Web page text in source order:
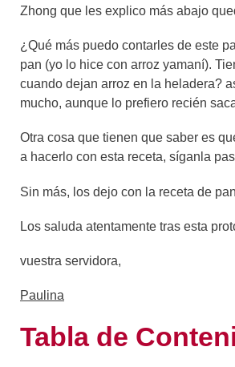
Zhong que les explico más abajo
¿Qué más puedo contarles de este
pan (yo lo hice con arroz yamaní).
cuando dejan arroz en la heladera?
mucho, aunque lo prefiero recién
Otra cosa que tienen que saber es
a hacerlo con esta receta, síganla
Sin más, los dejo con la receta de
Los saluda atentamente tras esta
vuestra servidora,
Paulina
Tabla de